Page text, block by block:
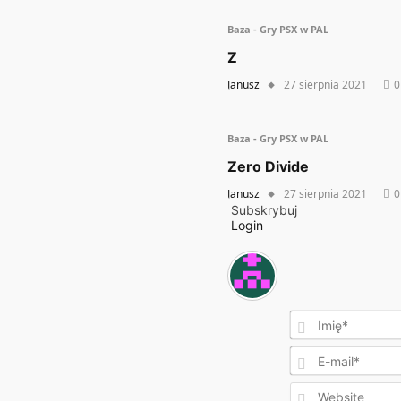
Baza - Gry PSX w PAL
Z
Janusz 27 sierpnia 2021 0
Baza - Gry PSX w PAL
Zero Divide
Janusz 27 sierpnia 2021
0
Subskrybuj
Login